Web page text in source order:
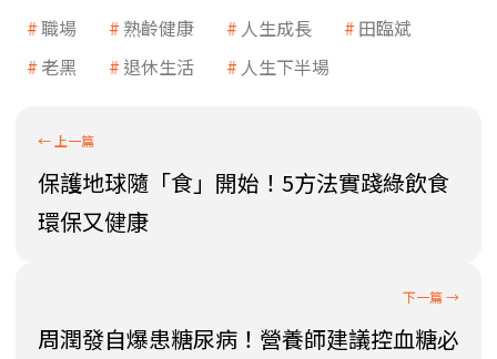
職場 熟齡健康 人生成長
田臨斌
老黑
退休生活 人生下半場
保護地球隨「食」開始！5方法實踐綠飲食
環保又健康
周潤發自爆患糖尿病！營養師建議控血糖必